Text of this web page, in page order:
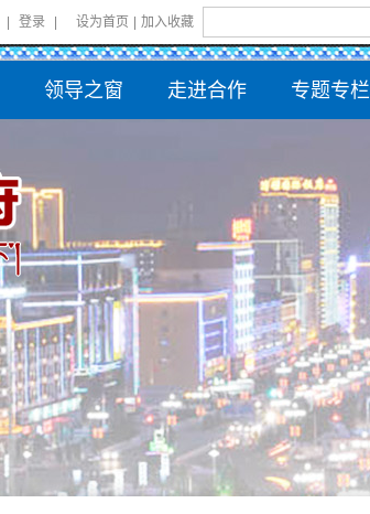
登录 设为首页 加入收藏
领导之窗 走进合作 专题专栏